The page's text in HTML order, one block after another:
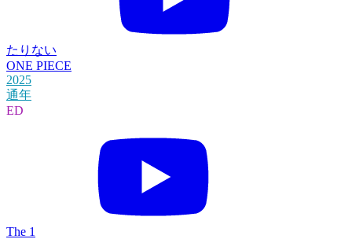
たりない
ONE PIECE
2025
通年
ED
The 1